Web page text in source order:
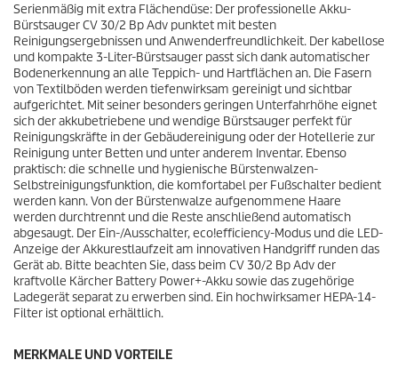
r
o
d
u
k
t
s
2
B
e
w
e
r
t
u
n
g
e
n
Serienmäßig mit extra Flächendüse: Der professionelle Akku-
Bürstsauger CV 30/2 Bp Adv punktet mit besten
Reinigungsergebnissen und Anwenderfreundlichkeit. Der kabellose
und kompakte 3-Liter-Bürstsauger passt sich dank automatischer
Bodenerkennung an alle Teppich- und Hartflächen an. Die Fasern
von Textilböden werden tiefenwirksam gereinigt und sichtbar
aufgerichtet. Mit seiner besonders geringen Unterfahrhöhe eignet
sich der akkubetriebene und wendige Bürstsauger perfekt für
Reinigungskräfte in der Gebäudereinigung oder der Hotellerie zur
Reinigung unter Betten und unter anderem Inventar. Ebenso
praktisch: die schnelle und hygienische Bürstenwalzen-
Selbstreinigungsfunktion, die komfortabel per Fußschalter bedient
werden kann. Von der Bürstenwalze aufgenommene Haare
werden durchtrennt und die Reste anschließend automatisch
abgesaugt. Der Ein-/Ausschalter,eco!efficiency-Modus und die LED-
Anzeige der Akkurestlaufzeit am innovativen Handgriff runden das
Gerät ab. Bitte beachten Sie, dass beim CV 30/2 Bp Adv der
kraftvolle Kärcher Battery Power+-Akku sowie das zugehörige
Ladegerät separat zu erwerben sind. Ein hochwirksamer HEPA-14-
Filter ist optional erhältlich.
MERKMALE UND VORTEILE